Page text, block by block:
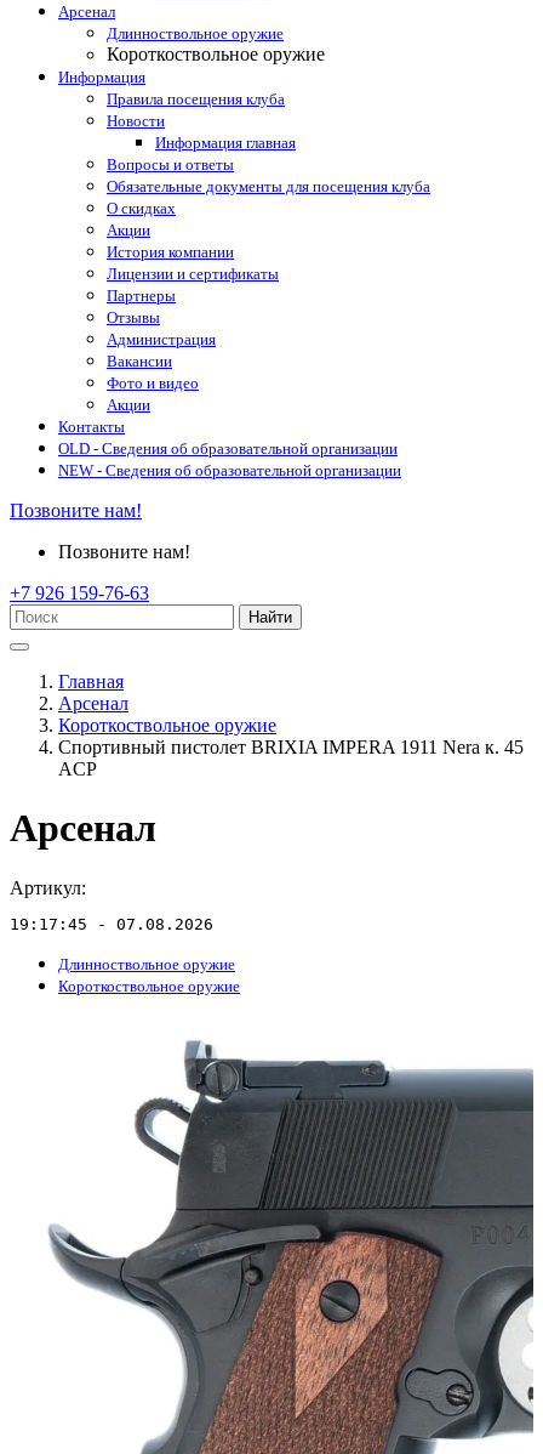
Арсенал
Длинноствольное оружие
Короткоствольное оружие
Информация
Правила посещения клуба
Новости
Информация главная
Вопросы и ответы
Обязательные документы для посещения клуба
О скидках
Акции
История компании
Лицензии и сертификаты
Партнеры
Отзывы
Администрация
Вакансии
Фото и видео
Акции
Контакты
OLD - Сведения об образовательной организации
NEW - Сведения об образовательной организации
Позвоните нам!
Позвоните нам!
+7 926 159-76-63
Найти
Главная
Арсенал
Короткоствольное оружие
Спортивный пистолет BRIXIA IMPERA 1911 Nera к. 45
ACP
Арсенал
Артикул:
19:17:45 - 07.08.2026
Длинноствольное оружие
Короткоствольное оружие